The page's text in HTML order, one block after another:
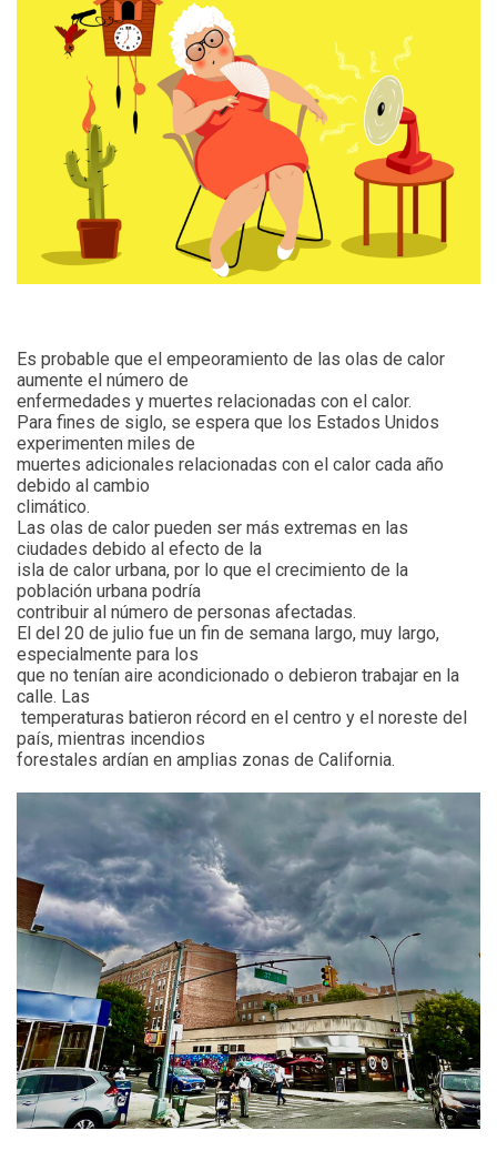
Es probable que el empeoramiento de las olas de calor
aumente el número de
enfermedades y muertes relacionadas con el calor.
Para fines de siglo, se espera que los Estados Unidos
experimenten miles de
muertes adicionales relacionadas con el calor cada año
debido al cambio
climático.
Las olas de calor pueden ser más extremas en las
ciudades debido al efecto de la
isla de calor urbana, por lo que el crecimiento de la
población urbana podría
contribuir al número de personas afectadas.
El del 20 de julio fue un fin de semana largo, muy largo,
especialmente para los
que no tenían aire acondicionado o debieron trabajar en la
calle. Las
temperaturas batieron récord en el centro y el noreste del
país, mientras incendios
forestales ardían en amplias zonas de California.